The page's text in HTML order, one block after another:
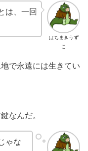
はちまきうず
こ
は、一回
で永遠には生きてい
なんだ。
ゃな